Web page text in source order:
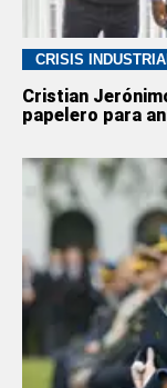
CRISIS
Cristian
papelero para